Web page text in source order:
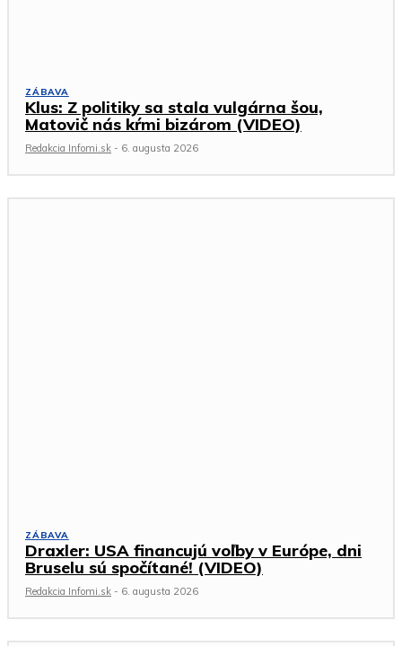
ZÁBAVA
Klus: Z politiky sa stala vulgárna šou,
Matovič nás kŕmi bizárom (VIDEO)
Redakcia Infomi.sk - 6. augusta 2026
ZÁBAVA
Draxler: USA financujú voľby v Európe, dni
Bruselu sú spočítané! (VIDEO)
Redakcia Infomi.sk - 6. augusta 2026